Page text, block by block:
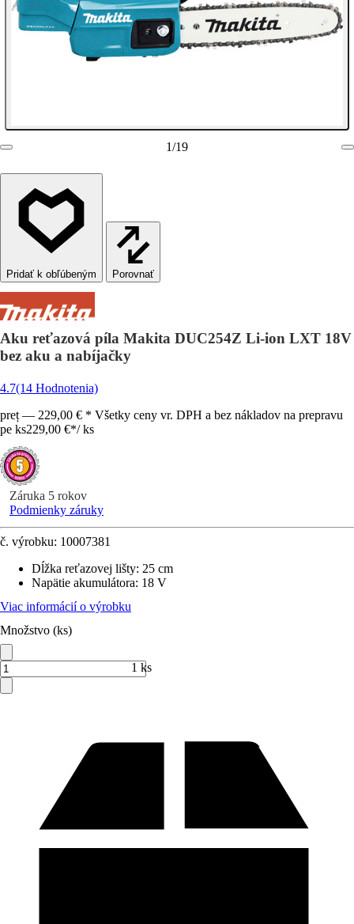
1/19
Porovnať
Aku reťazová píla Makita DUC254Z Li-ion LXT 18V
bez aku a nabíjačky
4.7(14 Hodnotenia)
preț — 229,00 € * Všetky ceny vr. DPH a bez nákladov na prepravu
pe ks229,00 €*/ ks
Záruka 5 rokov
Podmienky záruky
č. výrobku: 10007381
Dĺžka reťazovej lišty: 25 cm
Napätie akumulátora: 18 V
Viac informácií o výrobku
Množstvo (ks)
1 ks